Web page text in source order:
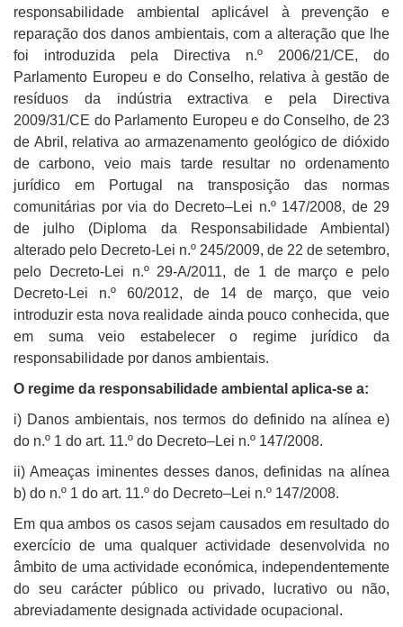
responsabilidade ambiental aplicável à prevenção e
reparação dos danos ambientais, com a alteração que lhe
foi introduzida pela Directiva n.º 2006/21/CE, do
Parlamento Europeu e do Conselho, relativa à gestão de
resíduos da indústria extractiva e pela Directiva
2009/31/CE do Parlamento Europeu e do Conselho, de 23
de Abril, relativa ao armazenamento geológico de dióxido
de carbono, veio mais tarde resultar no ordenamento
jurídico em Portugal na transposição das normas
comunitárias por via do Decreto–Lei n.º 147/2008, de 29
de julho (Diploma da Responsabilidade Ambiental)
alterado pelo Decreto-Lei n.º 245/2009, de 22 de setembro,
pelo Decreto-Lei n.º 29-A/2011, de 1 de março e pelo
Decreto-Lei n.º 60/2012, de 14 de março, que veio
introduzir esta nova realidade ainda pouco conhecida, que
em suma veio estabelecer o regime jurídico da
responsabilidade por danos ambientais.
O regime da responsabilidade ambiental aplica-se a:
i) Danos ambientais, nos termos do definido na alínea e)
do n.º 1 do art. 11.º do Decreto–Lei n.º 147/2008.
ii) Ameaças iminentes desses danos, definidas na alínea
b) do n.º 1 do art. 11.º do Decreto–Lei n.º 147/2008.
Em qua ambos os casos sejam causados em resultado do
exercício de uma qualquer actividade desenvolvida no
âmbito de uma actividade económica, independentemente
do seu carácter público ou privado, lucrativo ou não,
abreviadamente designada actividade ocupacional.